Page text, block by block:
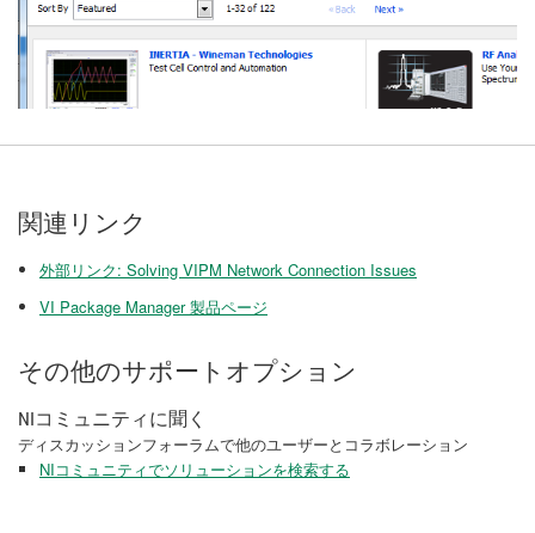
関連リンク
外部リンク: Solving VIPM Network Connection Issues
VI Package Manager 製品ページ
その他のサポートオプション
NIコミュニティに聞く
ディスカッションフォーラムで他のユーザーとコラボレーション
NIコミュニティでソリューションを検索する